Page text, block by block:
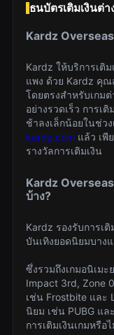
ธนบัตรเติมเงินต่
Kardz
Kardz ให้บริการเติ
แพง ด้วย Kardz คุ
โดยตรงสำหรับเกมต่
อย่างรวดเร็ว การเ
ช้าลงเล็กน้อยในช่ว
kardz.com แล้ว เพี
รางวัลการเติมเงิน
Kardz
บ้าง?
Kardz รองรับการเ
บันเทิงยอดนิยมบาง
ซึ่งรวมถึงเกมอนิเม
Impact 3rd, Zone
เช่น Frostbite และ
นิยม เช่น PUBG แล
การเติมเงินเกมหรือ